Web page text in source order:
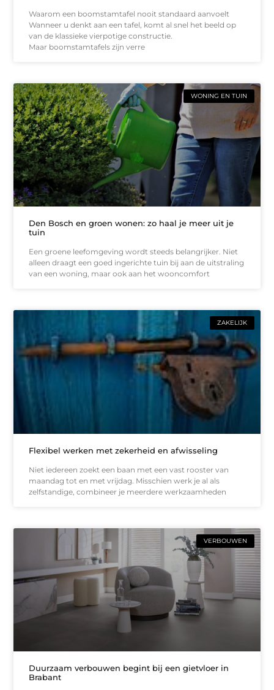
Waarom een boomstamtafel nooit standaard aanvoelt
Wanneer u denkt aan een tafel, komt al snel het beeld op
van de klassieke vierpotige constructie.
Maar boomstamtafels zijn verre
WONING EN TUIN
Den Bosch en groen wonen: zo haal je meer uit je
tuin
Een groene leefomgeving wordt steeds belangrijker. Niet
alleen draagt een goed ingerichte tuin bij aan de uitstraling
van een woning, maar ook aan het wooncomfort
ZAKELIJK
Flexibel werken met zekerheid en afwisseling
Niet iedereen zoekt een baan met een vast rooster van
maandag tot en met vrijdag. Misschien werk je al als
zelfstandige, combineer je meerdere werkzaamheden
VERBOUWEN
Duurzaam verbouwen begint bij een gietvloer in
Brabant